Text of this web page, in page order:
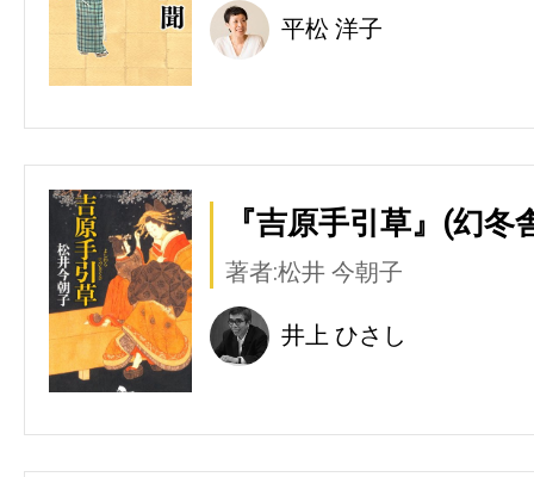
平松 洋子
『吉原手引草』(幻冬
著者:松井 今朝子
井上 ひさし